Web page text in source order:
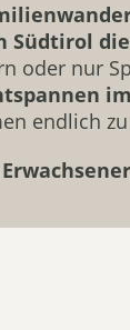
Südtirol
oder nur
endlich